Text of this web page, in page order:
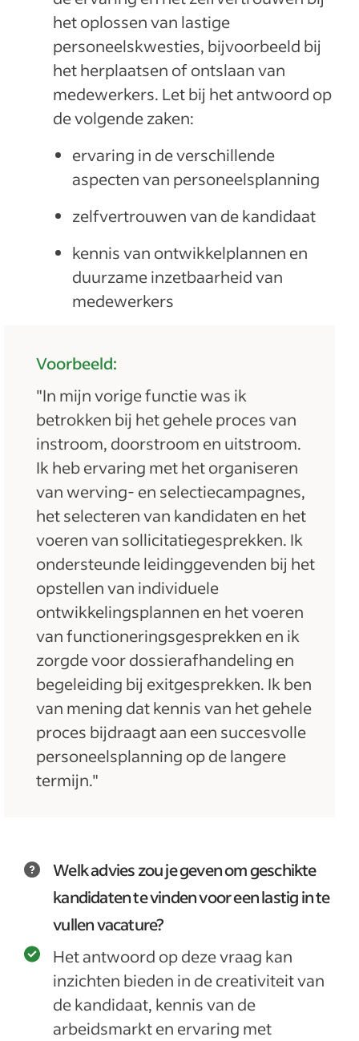
het oplossen van lastige
personeelskwesties, bijvoorbeeld bij
het herplaatsen of ontslaan van
medewerkers. Let bij het antwoord op
de volgende zaken:
ervaring in de verschillende
aspecten van personeelsplanning
zelfvertrouwen van de kandidaat
kennis van ontwikkelplannen en
duurzame inzetbaarheid van
medewerkers
Voorbeeld:
"In mijn vorige functie was ik
betrokken bij het gehele proces van
instroom, doorstroom en uitstroom.
Ik heb ervaring met het organiseren
van werving- en selectiecampagnes,
het selecteren van kandidaten en het
voeren van sollicitatiegesprekken. Ik
ondersteunde leidinggevenden bij het
opstellen van individuele
ontwikkelingsplannen en het voeren
van functioneringsgesprekken en ik
zorgde voor dossierafhandeling en
begeleiding bij exitgesprekken. Ik ben
van mening dat kennis van het gehele
proces bijdraagt aan een succesvolle
personeelsplanning op de langere
termijn."
Welk advies zou je geven om geschikte
kandidaten te vinden voor een lastig in te
vullen vacature?
Het antwoord op deze vraag kan
inzichten bieden in de creativiteit van
de kandidaat, kennis van de
arbeidsmarkt en ervaring met